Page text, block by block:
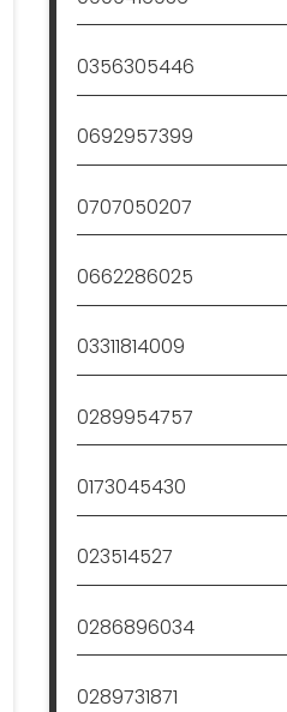
0356305446
0692957399
0707050207
0662286025
03311814009
0289954757
0173045430
023514527
0286896034
0289731871